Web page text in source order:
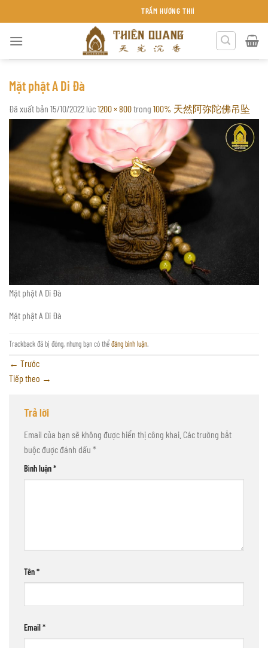
đến
TRẦM HƯƠNG THIÊN QUANG KHÁNH HÒA
Mặt phật A Di Đà
Đã xuất bản 15/10/2022 lúc1200 × 800trong 100% 天然阿弥陀佛吊坠
Mặt phật A Di Đà
Mặt phật A Di Đà
Trackback đã bị đóng, nhưng bạn có thểđăng bình luận.
← Trước
Tiếp theo →
Trả lời
Email của bạn sẽ không được hiển thị công khai. Các trường bắt
buộc được đánh dấu *
Bình luận*
Tên*
Email*